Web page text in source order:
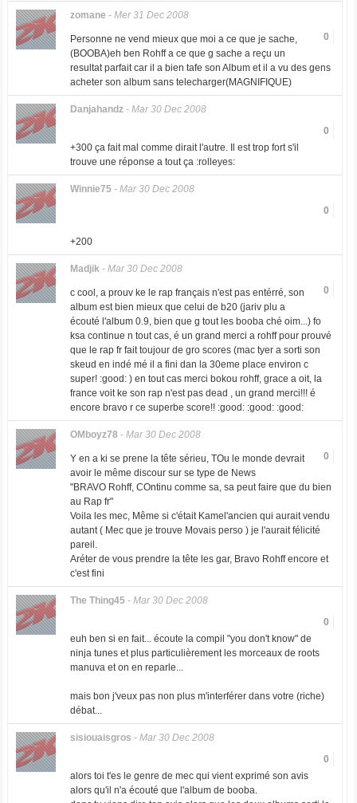
zomane - Mer 31 Dec 2008
0
Personne ne vend mieux que moi a ce que je sache,
(BOOBA)eh ben Rohff a ce que g sache a reçu un
resultat parfait car il a bien tafe son Album et il a vu des gens
acheter son album sans telecharger(MAGNIFIQUE)
Danjahandz- Mar 30 Dec 2008
0
+300 ça fait mal comme dirait l'autre. Il est trop fort s'il
trouve une réponse a tout ça :rolleyes:
Winnie75- Mar 30 Dec 2008
0
+200
Madjik- Mar 30 Dec 2008
0
c cool, a prouv ke le rap français n'est pas entérré, son
album est bien mieux que celui de b20 (jariv plu a
écouté l'album 0.9, bien que g tout les booba ché oim...) fo
ksa continue n tout cas, é un grand merci a rohff pour prouvé
que le rap fr fait toujour de gro scores (mac tyer a sorti son
skeud en indé mé il a fini dan la 30eme place environ c
super! :good: ) en tout cas merci bokou rohff, grace a oit, la
france voit ke son rap n'est pas dead , un grand merci!!! é
encore bravo r ce superbe score!! :good: :good: :good:
OMboyz78 - Mar 30 Dec 2008
0
Y en a ki se prene la tête sérieu, TOu le monde devrait
avoir le même discour sur se type de News
"BRAVO Rohff, COntinu comme sa, sa peut faire que du bien
au Rap fr"
Voila les mec, Même si c'était Kamel'ancien qui aurait vendu
autant ( Mec que je trouve Movais perso ) je l'aurait félicité
pareil.
Aréter de vous prendre la tête les gar, Bravo Rohff encore et
c'est fini
The Thing45- Mar 30 Dec 2008
0
euh ben si en fait... écoute la compil "you don't know" de
ninja tunes et plus particulièrement les morceaux de roots
manuva et on en reparle...
mais bon j'veux pas non plus m'interférer dans votre (riche)
débat...
sisiouaisgros - Mar 30 Dec 2008
0
alors toi t'es le genre de mec qui vient exprimé son avis
alors qu'il n'a écouté que l'album de booba.